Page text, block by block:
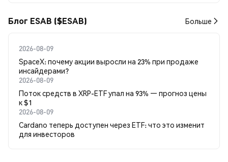
Блог ESAB ($ESAB) Больше
2026-08-09
SpaceX: почему акции выросли на 23% при продаже
инсайдерами?
2026-08-09
Поток средств в XRP-ETF упал на 93% — прогноз цены
к $1
2026-08-09
Cardano теперь доступен через ETF: что это изменит
для инвесторов